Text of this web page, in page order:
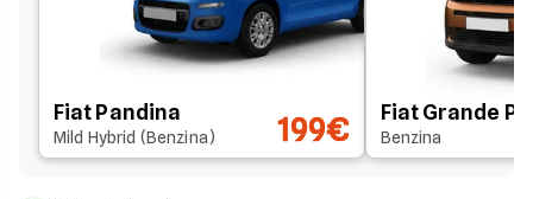
Fiat Pandina
Mild Hybrid (Benzina) 199€ Fiat Grande
Benzina